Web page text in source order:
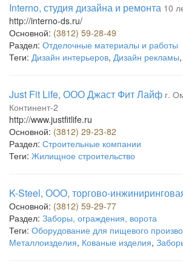
Interno, студия дизайна и ремонта 10
http://interno-ds.ru/
Основной: (3812) 59-28-49
Раздел: Отделочные материалы и работы
Теги: Дизайн интерьеров, Дизайн рекламы,
Just Fit Life, ООО Джаст Фит Лайф г.
Континент-2
http://www.justfitlife.ru
Основной: (3812) 29-23-82
Раздел: Строительные компании
Теги: Жилищное строительство
K-Steel, ООО, торгово-
Основной: (3812) 59-29-77
Раздел: Заборы, ограждения, ворота
Теги: Оборудование для пищевого
Металлоизделия, Кованые изделия,